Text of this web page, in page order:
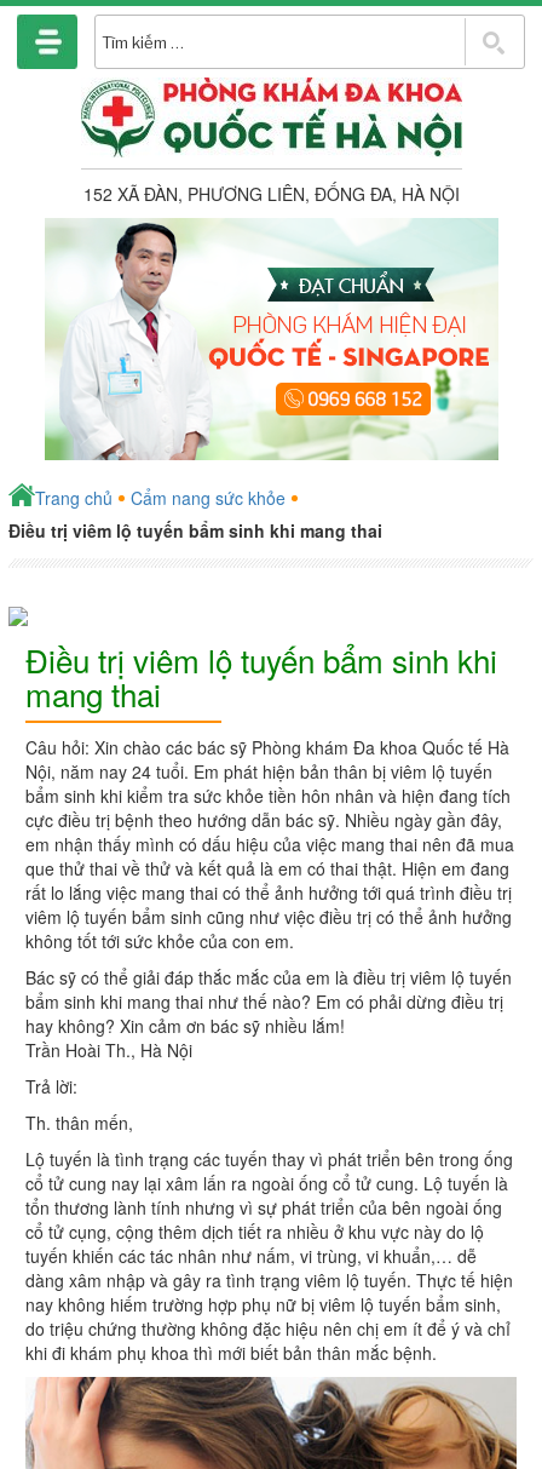
Chuyển
phần
152 XÃ ĐÀN, PHƯƠNG LIÊN, ĐỐNG ĐA, HÀ NỘI
Trang chủ
Cẩm nang sức khỏe
Điều trị viêm lộ tuyến bẩm sinh khi mang thai
Điều trị viêm lộ tuyến bẩm sinh khi
mang thai
Câu hỏi: Xin chào các bác sỹ Phòng khám Đa khoa Quốc tế Hà
Nội, năm nay 24 tuổi. Em phát hiện bản thân bị viêm lộ tuyến
bẩm sinh khi kiểm tra sức khỏe tiền hôn nhân và hiện đang tích
cực điều trị bệnh theo hướng dẫn bác sỹ. Nhiều ngày gần đây,
em nhận thấy mình có dấu hiệu của việc mang thai nên đã mua
que thử thai về thử và kết quả là em có thai thật. Hiện em đang
rất lo lắng việc mang thai có thể ảnh hưởng tới quá trình điều trị
viêm lộ tuyến bẩm sinh cũng như việc điều trị có thể ảnh hưởng
không tốt tới sức khỏe của con em.
Bác sỹ có thể giải đáp thắc mắc của em là điều trị viêm lộ tuyến
bẩm sinh khi mang thai như thế nào? Em có phải dừng điều trị
hay không? Xin cảm ơn bác sỹ nhiều lắm!
Trần Hoài Th., Hà Nội
Trả lời:
Th. thân mến,
Lộ tuyến là tình trạng các tuyến thay vì phát triển bên trong ống
cổ tử cung nay lại xâm lấn ra ngoài ống cổ tử cung. Lộ tuyến là
tổn thương lành tính nhưng vì sự phát triển của bên ngoài ống
cổ tử cụng, cộng thêm dịch tiết ra nhiều ở khu vực này do lộ
tuyến khiến các tác nhân như nấm, vi trùng, vi khuẩn,… dễ
dàng xâm nhập và gây ra tình trạng viêm lộ tuyến. Thực tế hiện
nay không hiếm trường hợp phụ nữ bị viêm lộ tuyến bẩm sinh,
do triệu chứng thường không đặc hiệu nên chị em ít để ý và chỉ
khi đi khám phụ khoa thì mới biết bản thân mắc bệnh.